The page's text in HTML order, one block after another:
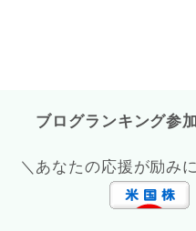
ブログランキング参
＼あなたの応援が励み